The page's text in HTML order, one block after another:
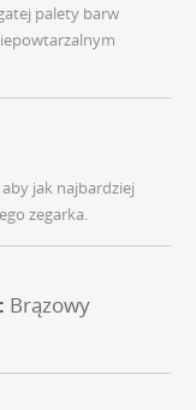
palety barw
jak najbardziej
zegarka.
Brązowy